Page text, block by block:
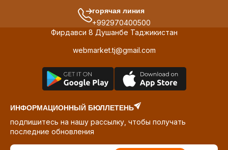
горячая линия
+992970400500
Фирдавси 8 Душанбе Таджикистан
webmarket.tj@gmail.com
ИНФОРМАЦИОННЫЙ БЮЛЛЕТЕНЬ
подпишитесь на нашу рассылку, чтобы получать
последние обновления